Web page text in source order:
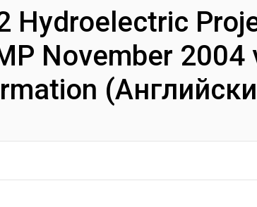
Hydroelectric
November 2004